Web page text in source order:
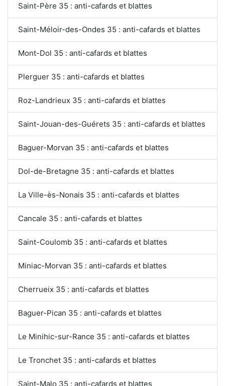
Saint-Père 35 : anti-cafards et blattes
Saint-Méloir-des-Ondes 35 : anti-cafards et blattes
Mont-Dol 35 : anti-cafards et blattes
Plerguer 35 : anti-cafards et blattes
Roz-Landrieux 35 : anti-cafards et blattes
Saint-Jouan-des-Guérets 35 : anti-cafards et blattes
Baguer-Morvan 35 : anti-cafards et blattes
Dol-de-Bretagne 35 : anti-cafards et blattes
La Ville-ès-Nonais 35 : anti-cafards et blattes
Cancale 35 : anti-cafards et blattes
Saint-Coulomb 35 : anti-cafards et blattes
Miniac-Morvan 35 : anti-cafards et blattes
Cherrueix 35 : anti-cafards et blattes
Baguer-Pican 35 : anti-cafards et blattes
Le Minihic-sur-Rance 35 : anti-cafards et blattes
Le Tronchet 35 : anti-cafards et blattes
Saint-Malo 35 : anti-cafards et blattes